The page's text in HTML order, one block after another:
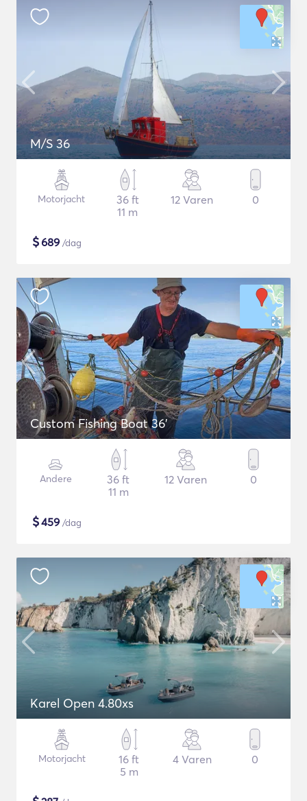
M/S 36
Motorjacht
36 ft
11 m
12 Varen 0
$689 /dag
Custom Fishing Boat 36'
Andere
36 ft
11 m
12 Varen 0
$459 /dag
Karel Open 4.80xs
Motorjacht
16 ft
5 m
4 Varen 0